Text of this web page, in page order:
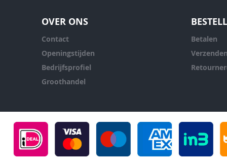
OVER ONS
Contact
Openingstijden
Bedrijfsprofiel
Groothandel
Betalen
Verzenden